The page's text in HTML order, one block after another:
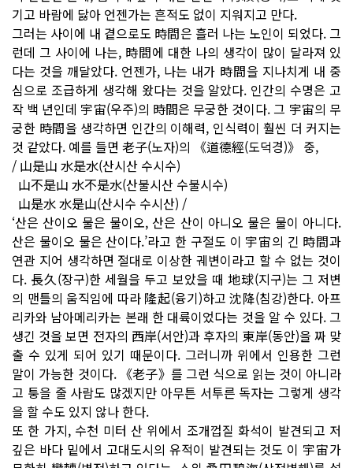
기고 바람에 닳아 언젠가는 흔적도 없이 지워지고 만다.
그러는 사이에 내 곁으로도 時間은 흘러 나는 노인이 되었다. 그
런데 그 사이에 나는, 時間에 대한 나의 생각이 많이 달라져 있
다는 것을 깨달았다. 언젠가, 나는 내가 時間을 지나치게 내 중
심으로 조급하게 생각해 왔다는 것을 알았다. 인간의 수명은 고
작 백 년인데 宇宙(우주)의 時間은 무궁한 것이다. 그 宇宙의 무
궁한 時間을 생각하면 인간의 이해력, 인식력이 훨씬 더 커지는
것 같았다. 예를 들면 老子(노자)의 《道德經(도덕경)》 중,
/ 山是山 水是水(산시산 수시수)
山不是山 水不是水(산불시산 수불시수)
山是水 水是山(산시수 수시산) /
‘산은 산이오 물은 물이오, 산은 산이 아니오 물은 물이 아니다.
산은 물이오 물은 산이다.’라고 한 구절도 이 宇宙의 긴 時間과
연관 지어 생각하면 절대로 이상한 궤변이라고 할 수 없는 것이
다. 長久(장구)한 세월을 두고 보았을 때 地球(지구)는 그 저변
의 맨틀의 움직임에 따라 隆起(융기)하고 沈降(침강)한다. 아프
리카와 남아메리카는 본래 한 대륙이었다는 것을 알 수 있다. 그
생긴 것을 보면 전자의 西岸(서안)과 후자의 東岸(동안)을 짜 맞
출 수 있게 되어 있기 때문이다. 그러니까 위에서 인용한 그런
말이 가능한 것이다. 《老子》를 그런 식으로 읽는 것이 아니라
고 퉁을 줄 사람도 많겠지만 아무튼 서투른 독자는 그렇게 생각
을 할 수도 있지 않나 한다.
또 한 가지, 수천 미터 산 위에서 조개껍질 화석이 발견되고 저
깊은 바다 밑에서 고대도시의 유적이 발견되는 것도 이 宇宙가